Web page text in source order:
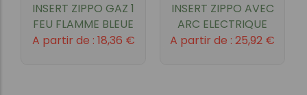
INSERT ZIPPO GAZ 1
FEU FLAMME BLEUE
A partir de : 18,36 €
INSERT ZIPPO AVEC
ARC ELECTRIQUE
A partir de : 25,92 €